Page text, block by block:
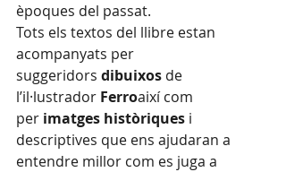
èpoques del passat.
Tots els textos del llibre estan
acompanyats per
suggeridors dibuixos de
l’il·lustrador Ferroaixí com
per imatges històriques i
descriptives que ens ajudaran a
entendre millor com es juga a